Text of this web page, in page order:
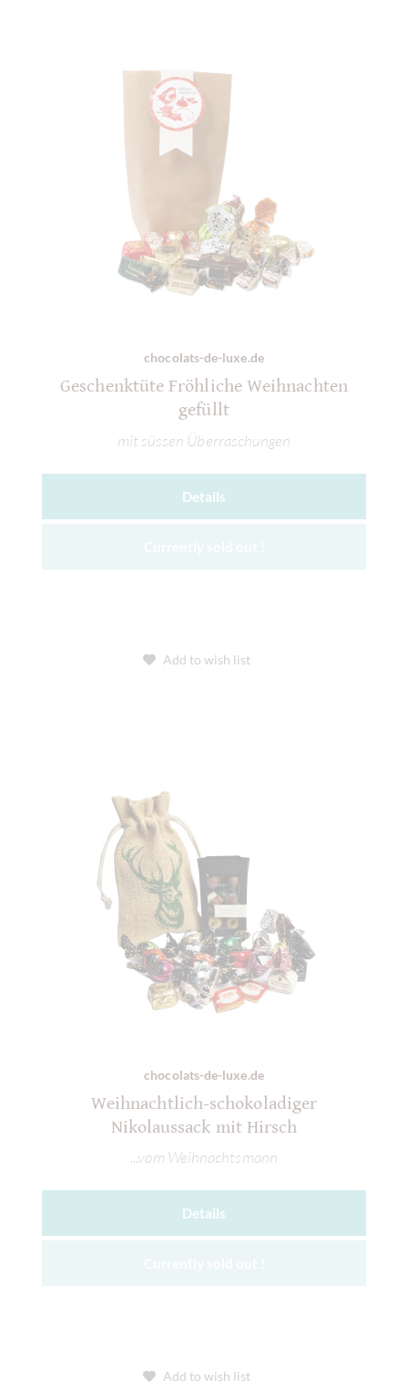
chocolats-de-luxe.de
Geschenktüte Fröhliche Weihnachten
gefüllt
mit süssen Überraschungen
Details
Add to wish list
chocolats-de-luxe.de
Weihnachtlich-schokoladiger
Nikolaussack mit Hirsch
...vom Weihnachtsmann
Details
Add to wish list